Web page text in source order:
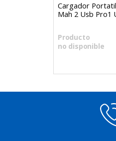
Cargador
Mah 2 Usb Pro1
Producto
no disponible